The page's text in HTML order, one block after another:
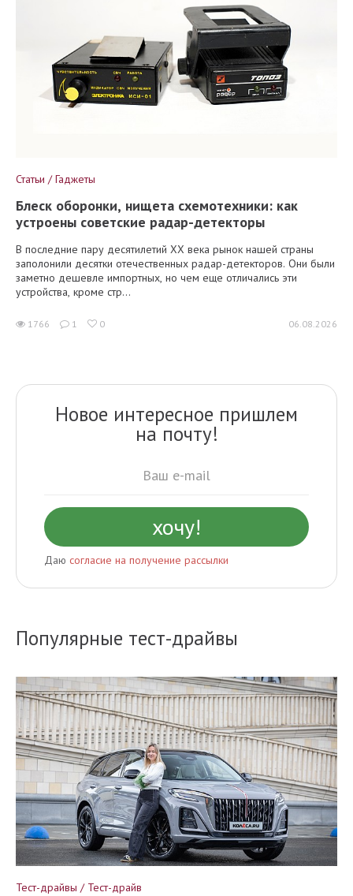
Статьи / Гаджеты
Блеск оборонки, нищета схемотехники: как
устроены советские радар-детекторы
В последние пару десятилетий XX века рынок нашей страны
заполонили десятки отечественных радар-детекторов. Они были
заметно дешевле импортных, но чем еще отличались эти
устройства, кроме стр...
1766 1 0 06.08.2026
Новое интересное пришлем
на почту!
Даю согласие на получение рассылки
Популярные тест-драйвы
Тест-драйвы / Тест-драйв